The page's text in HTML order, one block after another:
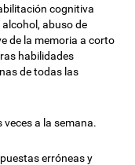
cognitiva
abuso de
de la memoria a corto
habilidades
de todas las
veces a la semana.
erróneas y